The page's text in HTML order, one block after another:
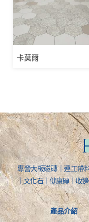
卡莫爾
專營大板磁磚｜連工帶
｜文化石｜健康磚｜收
產品介紹